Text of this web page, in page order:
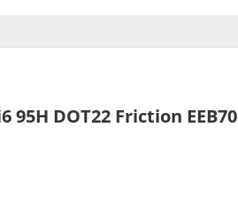
95H DOT22 Friction EEB70